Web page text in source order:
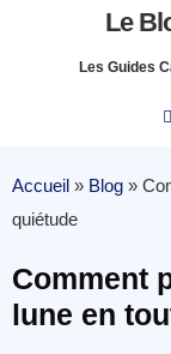
Le
Les Guides
Accueil » Blog »
quiétude
Comment
lune en